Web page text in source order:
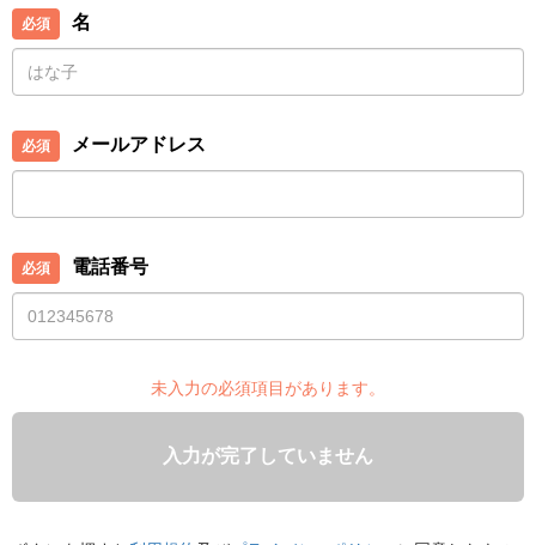
名
メールアドレス
電話番号
未入力の必須項目があります。